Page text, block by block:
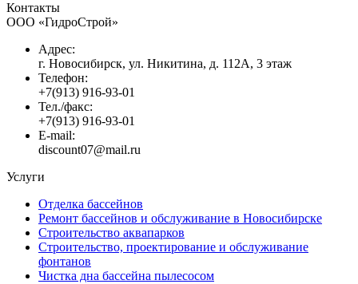
Контакты
ООО «ГидроСтрой»
Адрес:
г. Новосибирск, ул. Никитина, д. 112А, 3 этаж
Телефон:
+7(913) 916-93-01
Тел./факс:
+7(913) 916-93-01
E-mail:
discount07@mail.ru
Услуги
Отделка бассейнов
Ремонт бассейнов и обслуживание в Новосибирске
Строительство аквапарков
Строительство, проектирование и обслуживание
фонтанов
Чистка дна бассейна пылесосом